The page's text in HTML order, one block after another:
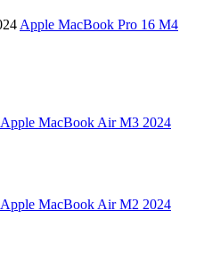
Apple MacBook Pro 16 M4
Apple MacBook Air M3 2024
Apple MacBook Air M2 2024